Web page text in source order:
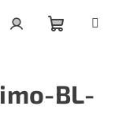
košík
BL-